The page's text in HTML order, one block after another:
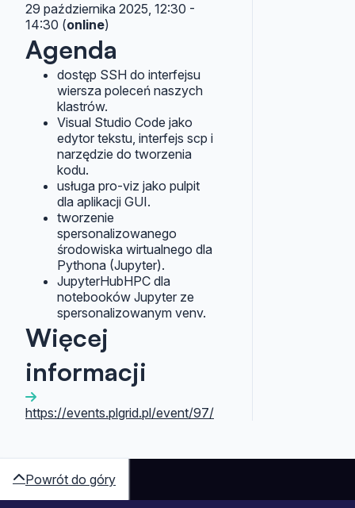
29 października 2025, 12:30 -
14:30 (online)
Agenda
dostęp SSH do interfejsu
wiersza poleceń naszych
klastrów.
Visual Studio Code jako
edytor tekstu, interfejs scp i
narzędzie do tworzenia
kodu.
usługa pro-viz jako pulpit
dla aplikacji GUI.
tworzenie
spersonalizowanego
środowiska wirtualnego dla
Pythona (Jupyter).
JupyterHubHPC dla
notebooków Jupyter ze
spersonalizowanym venv.
Więcej
informacji
https://events.plgrid.pl/event/97/
Powrót do góry